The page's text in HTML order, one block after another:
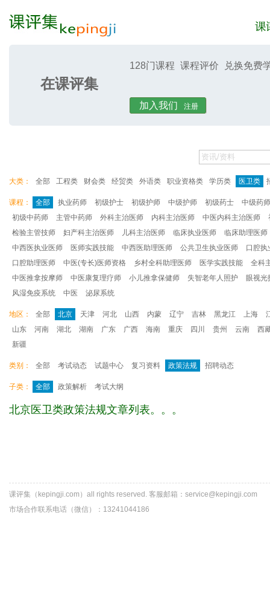
课评集在课评集
128门课程 课程评价 兑换免费
加入我们 注册
大类： 全部 工程类 财会类 经贸类 外语类 职业资格类 学历类 医卫类
课程： 全部 执业药师 初级护士 初级护师 中级护师 初级药士
中级药师
初级中药师
主管中药师 外科主治医师 内科主治医师 中医内科主治医师
检验主管技师
妇产科主治医师 儿科主治医师 临床执业医师
临床助理医师
中西医执业医师
医师实践技能 中西医助理医师 公共卫生执业医师
口腔执
口腔助理医师
中医(专长)医师资格 乡村全科助理医师 医学实践技能
全科
中医推拿按摩师
中医康复理疗师 小儿推拿保健师 失智老年人照护
眼视光
风湿免疫系统
中医 泌尿系统
地区： 全部 北京 天津 河北 山西 内蒙 辽宁 吉林 黑龙江 上海
山东
河南 湖北 湖南 广东 广西 海南 重庆 四川 贵州 云南
西
新疆
类别： 全部 考试动态 试题中心 复习资料 政策法规 招聘动态
子类： 全部 政策解析 考试大纲
北京医卫类政策法规文章列表。。。
课评集（kepingji.com）all rights reserved. 客服邮箱：service@kepingji.com
市场合作联系电话（微信）：13241044186